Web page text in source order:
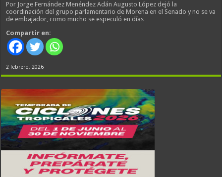
Por Jorge Fernández Menéndez Adán Augusto López dejó la
coordinación del grupo parlamentario de Morena en el Senado y no se va
de embajador, como mucho se especuló en días…
Compartir en:
2 febrero, 2026